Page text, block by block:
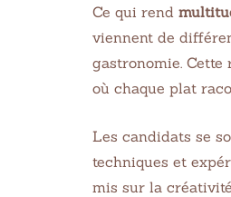
Ce qui rend
viennent de
gastronomie.
où chaque plat
Les candidats se
techniques et
mis sur la